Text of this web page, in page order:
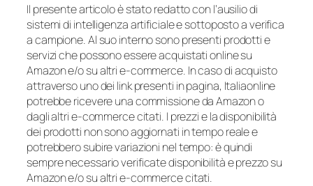
Il presente articolo è stato redatto con l’ausilio di
sistemi di intelligenza artificiale e sottoposto a verifica
a campione. Al suo interno sono presenti prodotti e
servizi che possono essere acquistati online su
Amazon e/o su altri e-commerce. In caso di acquisto
attraverso uno dei link presenti in pagina, Italiaonline
potrebbe ricevere una commissione da Amazon o
dagli altri e-commerce citati. I prezzi e la disponibilità
dei prodotti non sono aggiornati in tempo reale e
potrebbero subire variazioni nel tempo: è quindi
sempre necessario verificate disponibilità e prezzo su
Amazon e/o su altri e-commerce citati.